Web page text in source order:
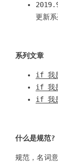
更新
系列文章
if 我
if 我
if 我
什么是规范?
规范，名词